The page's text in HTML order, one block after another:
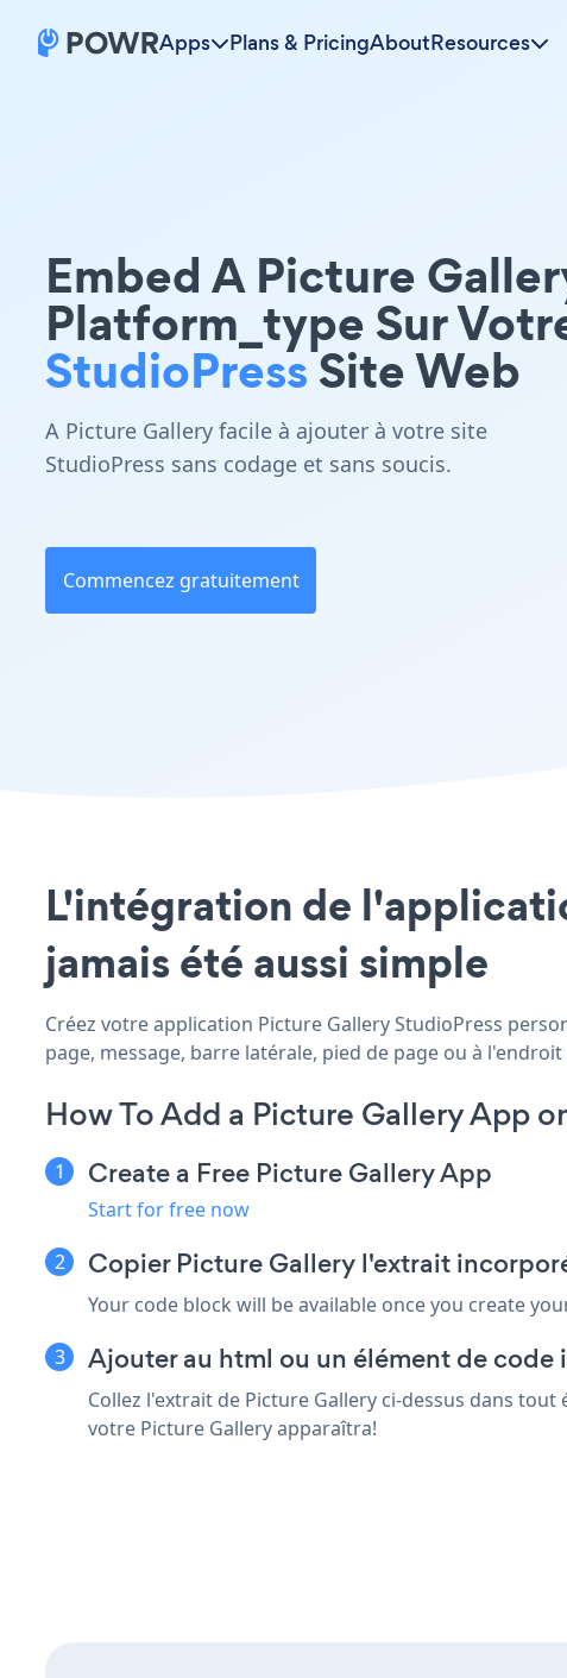
Apps Plans & PricingAboutResources
Embed A Picture
Platform_type Sur
StudioPressSite Web
A Picture Gallery facile à ajouter à votre site
StudioPress sans codage et sans soucis.
Commencez gratuitement
L'intégration de
jamais été aussi simple
Créez votre application Picture Gallery StudioPress
page, message, barre latérale, pied de page ou à
How To Add a Picture Gallery App
Create a Free Picture Gallery App
Start for free now
Copier Picture Gallery l'extrait
Your code block will be available once you create
Ajouter au html ou un élément de
Collez l'extrait de Picture Gallery ci-dessus dans
votre Picture Gallery apparaîtra!